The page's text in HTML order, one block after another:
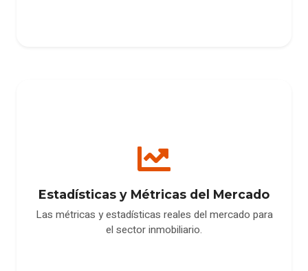
Estadísticas y Métricas del Mercado
Las métricas y estadísticas reales del mercado para
el sector inmobiliario.